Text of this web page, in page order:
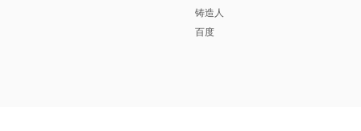
铸造人
百度